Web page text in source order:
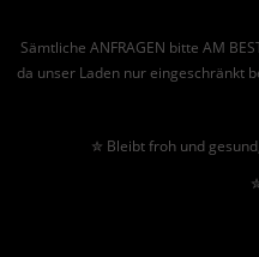
Sämtliche ANFRAGEN bitte AM
da unser Laden nur eingeschränkt
✮ Bleibt froh und